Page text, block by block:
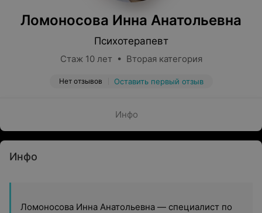
Ломоносова Инна Анатольевна
Психотерапевт
Стаж 10 лет • Вторая категория
Нет отзывов Оставить первый отзыв
Инфо
Инфо
Ломоносова Инна Анатольевна — специалист по